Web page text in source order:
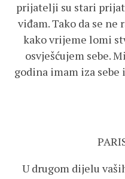
prijatelji su stari
viđam. Tako da se ne
kako vrijeme lomi
osvješćujem sebe.
godina imam iza
U drugom dijelu